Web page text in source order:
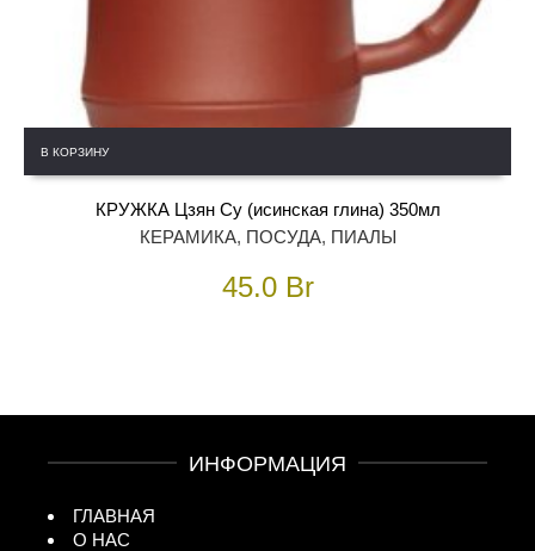
В КОРЗИНУ
КРУЖКА Цзян Су (исинская глина) 350мл
КЕРАМИКА, ПОСУДА, ПИАЛЫ
45.0 Br
ИНФОРМАЦИЯ
ГЛАВНАЯ
О НАС